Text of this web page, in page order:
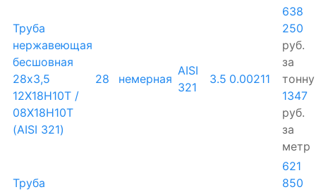
Труба
нержавеющая
бесшовная
28х3,5
12Х18Н10Т /
08Х18Н10Т
(AISI 321)
28 немерная
AISI
321
3.5 0.00211
638
250
руб.
за
тонну
1347
руб.
за
метр
Труба
621
850